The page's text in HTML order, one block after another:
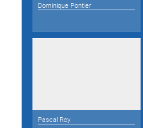
Dominique Pontier
Pascal Roy